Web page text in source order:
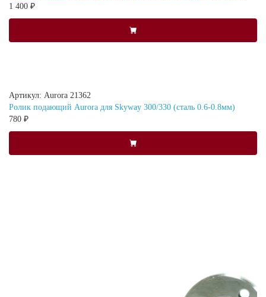
1 400 ₽
Артикул: Aurora 21362
Ролик подающий Aurora для Skyway 300/330 (сталь 0.6-0.8мм)
780 ₽